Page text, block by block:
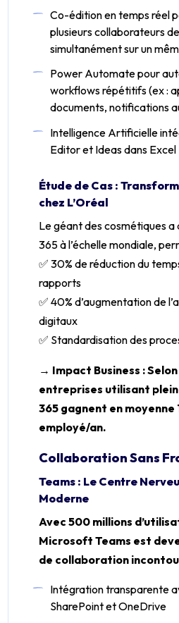
Co-édition en temps réel
plusieurs collaborateurs
simultanément sur un
Power Automate pour
workflows répétitifs (ex :
documents, notifications
Intelligence Artificielle
Editor et Ideas dans Excel
Étude de Cas :
chez L’Oréal
Le géant des cosmétiques
365 à l’échelle mondiale,
✅ 30% de réduction du
rapports
✅ 40% d’augmentation de
digitaux
✅ Standardisation des
→ Impact Business : Selon
entreprises utilisant
365 gagnent en moyenne
employé/an.
Collaboration Sans
Teams : Le Centre
Moderne
Avec 500 millions
Microsoft Teams est
de collaboration
Intégration transparente
SharePoint et OneDrive